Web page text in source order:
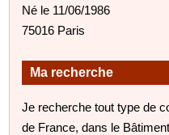
Né le 11/06/1986
75016 Paris
Ma recherche
Je recherche tout type de
de France, dans le